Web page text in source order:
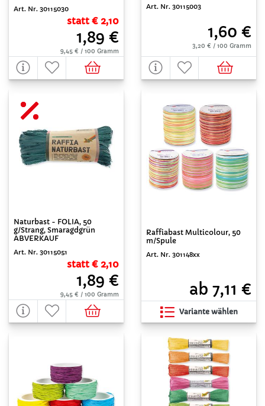
Art. Nr. 30115030
statt € 2,10
1,89 €
9,45 € / 100 Gramm
Art. Nr. 30115003
1,60 €
3,20 € / 100 Gramm
Naturbast - FOLIA, 50
g/Strang, Smaragdgrün
ABVERKAUF
Art. Nr. 30115051
statt € 2,10
1,89 €
9,45 € / 100 Gramm
Raffiabast Multicolour, 50
m/Spule
Art. Nr. 301148xx
ab 7,11 €
Variante wählen